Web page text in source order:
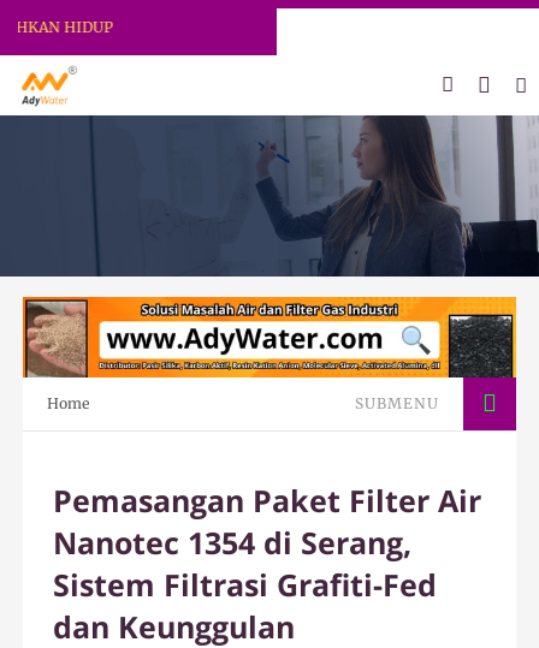
HIDUP
Home SUBMENU
Pemasangan Paket Filter Air
Nanotec 1354 di Serang,
Sistem Filtrasi Grafiti-Fed
dan Keunggulan